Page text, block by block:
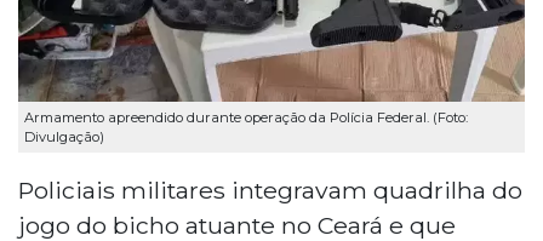
Armamento apreendido durante operação da Polícia Federal. (Foto:
Divulgação)
Policiais militares integravam quadrilha do
jogo do bicho atuante no Ceará e que